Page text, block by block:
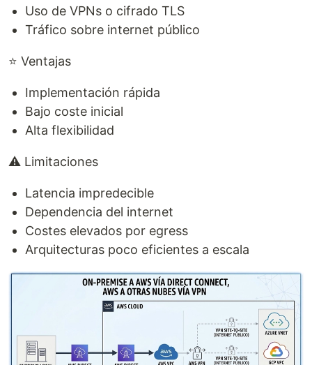
Uso de VPNs o cifrado TLS
Tráfico sobre internet público
⭐ Ventajas
Implementación rápida
Bajo coste inicial
Alta flexibilidad
⚠️ Limitaciones
Latencia impredecible
Dependencia del internet
Costes elevados por egress
Arquitecturas poco eficientes a escala